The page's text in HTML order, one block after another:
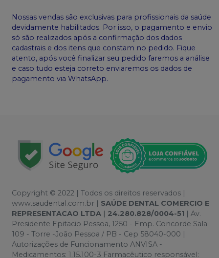
Nossas vendas são exclusivas para profissionais da saúde
devidamente habilitados. Por isso, o pagamento e envio
só são realizados após a confirmação dos dados
cadastrais e dos itens que constam no pedido. Fique
atento, após você finalizar seu pedido faremos a análise
e caso tudo esteja correto enviaremos os dados de
pagamento via WhatsApp.
Copyright © 2022 | Todos os direitos reservados |
www.saudental.com.br | SAÚDE DENTAL COMERCIO E
REPRESENTACAO LTDA | 24.280.828/0004-51 | Av.
Presidente Epitacio Pessoa, 1250 - Emp. Concorde Sala
109 - Torre -João Pessoa / PB - Cep 58040-000 |
Autorizações de Funcionamento ANVISA -
Medicamentos: 1.15.100-3 Farmacêutico responsável: